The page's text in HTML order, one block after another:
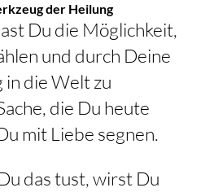
der Heilung
Du die Möglichkeit,
und durch Deine
die Welt zu
die Du heute
mit Liebe segnen.
das tust, wirst Du